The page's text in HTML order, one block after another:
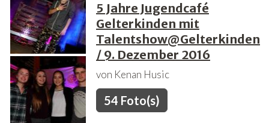
5 Jahre Jugendcafé
Gelterkinden mit
Talentshow@Gelterkinden
/ 9. Dezember 2016
von Kenan Husic
54 Foto(s)